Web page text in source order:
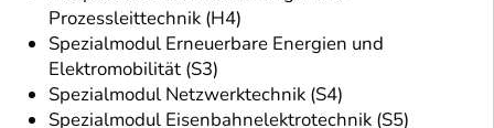
Prozessleittechnik (H4)
Spezialmodul Erneuerbare Energien und
Elektromobilität (S3)
Spezialmodul Netzwerktechnik (S4)
Spezialmodul Eisenbahnelektrotechnik (S5)